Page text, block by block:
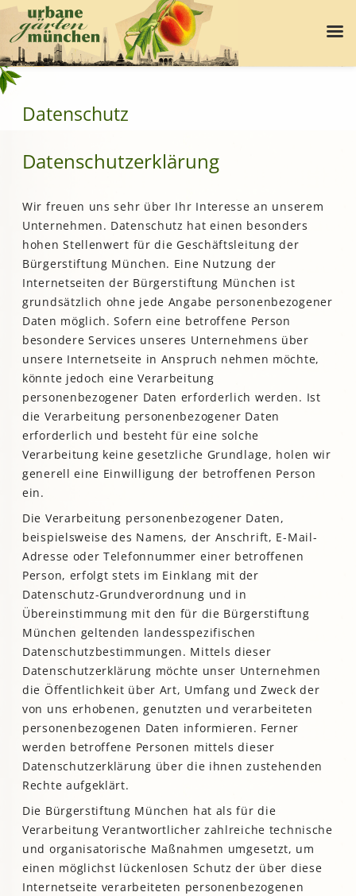
Datenschutz
Datenschutzerklärung
Wir freuen uns sehr über Ihr Interesse an unserem
Unternehmen. Datenschutz hat einen besonders
hohen Stellenwert für die Geschäftsleitung der
Bürgerstiftung München. Eine Nutzung der
Internetseiten der Bürgerstiftung München ist
grundsätzlich ohne jede Angabe personenbezogener
Daten möglich. Sofern eine betroffene Person
besondere Services unseres Unternehmens über
unsere Internetseite in Anspruch nehmen möchte,
könnte jedoch eine Verarbeitung
personenbezogener Daten erforderlich werden. Ist
die Verarbeitung personenbezogener Daten
erforderlich und besteht für eine solche
Verarbeitung keine gesetzliche Grundlage, holen wir
generell eine Einwilligung der betroffenen Person
ein.
Die Verarbeitung personenbezogener Daten,
beispielsweise des Namens, der Anschrift, E-Mail-
Adresse oder Telefonnummer einer betroffenen
Person, erfolgt stets im Einklang mit der
Datenschutz-Grundverordnung und in
Übereinstimmung mit den für die Bürgerstiftung
München geltenden landesspezifischen
Datenschutzbestimmungen. Mittels dieser
Datenschutzerklärung möchte unser Unternehmen
die Öffentlichkeit über Art, Umfang und Zweck der
von uns erhobenen, genutzten und verarbeiteten
personenbezogenen Daten informieren. Ferner
werden betroffene Personen mittels dieser
Datenschutzerklärung über die ihnen zustehenden
Rechte aufgeklärt.
Die Bürgerstiftung München hat als für die
Verarbeitung Verantwortlicher zahlreiche technische
und organisatorische Maßnahmen umgesetzt, um
einen möglichst lückenlosen Schutz der über diese
Internetseite verarbeiteten personenbezogenen